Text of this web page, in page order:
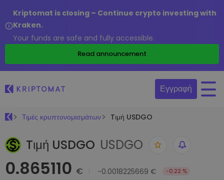
Kriptomat is closing – Continue crypto investing with
Kraken.
Your funds are safe and fully accessible.
Read announcement
Εγγραφή
Τιμές κρυπτονομισμάτων Tιμή USDGO
Tιμή USDGO USDGO
0.865110 € -0.0018225669 € -0.22 %